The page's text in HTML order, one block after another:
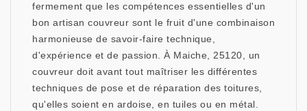
fermement que les compétences essentielles d'un
bon artisan couvreur sont le fruit d'une combinaison
harmonieuse de savoir-faire technique,
d'expérience et de passion. À Maiche, 25120, un
couvreur doit avant tout maîtriser les différentes
techniques de pose et de réparation des toitures,
qu'elles soient en ardoise, en tuiles ou en métal.